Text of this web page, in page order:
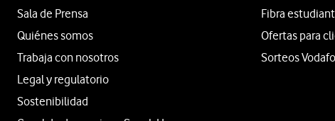
Sala de Prensa
Quiénes somos
Trabaja con nosotros
Legal y regulatorio
Sostenibilidad
Fibra
Ofertas para
Sorteos